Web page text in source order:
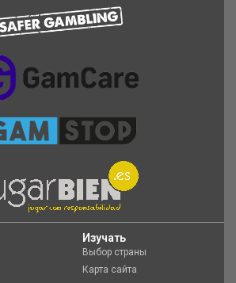
Изучать
Выбор страны
Карта сайта